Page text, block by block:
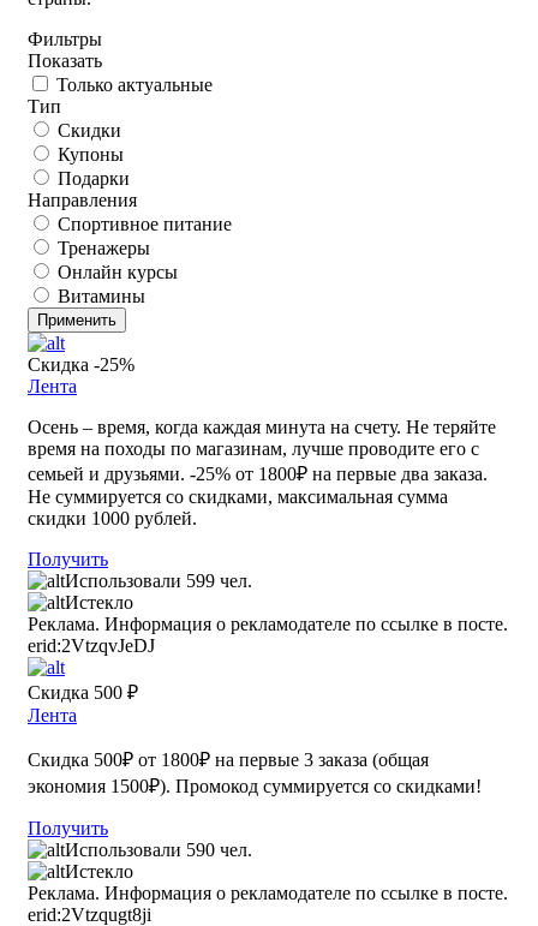
Фильтры
Показать
Только актуальные
Тип
Скидки
Купоны
Подарки
Направления
Спортивное питание
Тренажеры
Онлайн курсы
Витамины
Применить
Скидка -25%
Лента
Осень – время, когда каждая минута на счету. Не теряйте
время на походы по магазинам, лучше проводите его с
семьей и друзьями. -25% от 1800₽ на первые два заказа.
Не суммируется со скидками, максимальная сумма
скидки 1000 рублей.
Получить
Использовали 599 чел.
Истекло
Реклама. Информация о рекламодателе по ссылке в посте.
erid:2VtzqvJeDJ
Скидка 500 ₽
Лента
Скидка 500₽ от 1800₽ на первые 3 заказа (общая
экономия 1500₽). Промокод суммируется со скидками!
Получить
Использовали 590 чел.
Истекло
Реклама. Информация о рекламодателе по ссылке в посте.
erid:2Vtzqugt8ji